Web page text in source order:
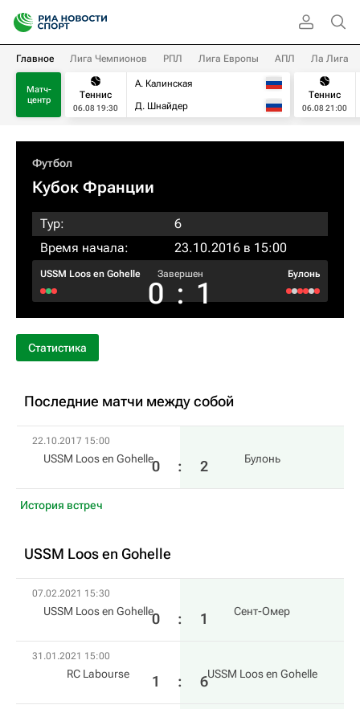
Главное Лига Чемпионов РПЛ Лига Европы АПЛ Ла Лига
Матч-
центр
Теннис
06.08 19:30
А. Калинская
Д. Шнайдер
Теннис
06.08 21:00
Футбол
Кубок Франции
Тур:
6
Время начала:
23.10.2016 в 15:00
USSM Loos en Gohelle Завершен
0 : 1
Булонь
Статистика
Последние матчи между собой
22.10.2017 15:00
USSM Loos en Gohelle0 : 2 Булонь
История встреч
USSM Loos en Gohelle
07.02.2021 15:30
USSM Loos en Gohelle0 : 1 Сент-Омер
31.01.2021 15:00
RC Labourse 1 : 6USSM Loos en Gohelle